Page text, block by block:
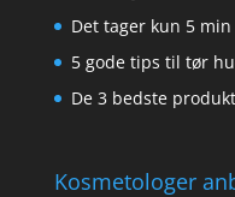
Det tager kun 5
5 gode tips til tør
De 3 bedste
Kosmetologer